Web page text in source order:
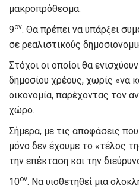
μακροπρόθεσμα.
9ον. Θα πρέπει να υπάρξει
σε ρεαλιστικούς
Στόχοι οι οποίοι θα
δημοσίου χρέους, χωρίς «να
οικονομία, παρέχοντας τον
χώρο.
Σήμερα, με τις αποφάσεις
μόνο δεν έχουμε το «τέλος
την επέκταση και την
10ον. Να υιοθετηθεί μια